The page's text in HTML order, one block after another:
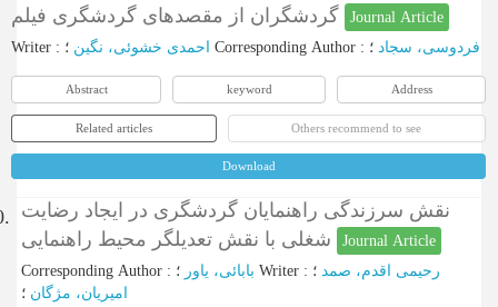
Journal Article
Writer : احمدی خشوئی، نگین Corresponding Author : فردوسی، سجاد ؛
Abstract keyword Address
Related articles Others recommend to see
Download
نقش سرزندگی راهنمایان گردشگری در ایجاد رضایت
Journal Article
Corresponding Author : بابائی، یاور Writer : رحیمی ‌اقدم، صمد ؛
امیریان، مژگان ؛